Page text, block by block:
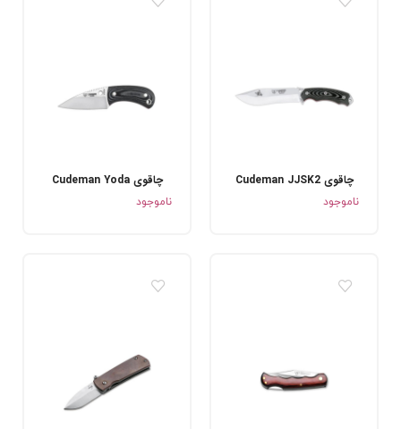
چاقوی Cudeman JJSK2
ناموجود
چاقوی Cudeman Yoda
ناموجود